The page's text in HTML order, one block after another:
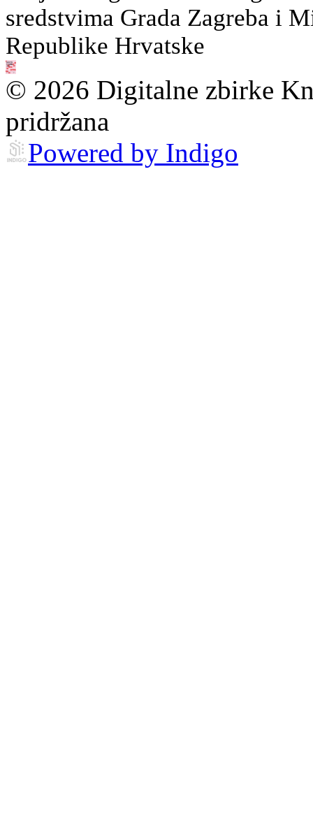
sredstvima Grada Zagreba i
Republike Hrvatske
© 2026 Digitalne zbirke
pridržana
Powered by Indigo